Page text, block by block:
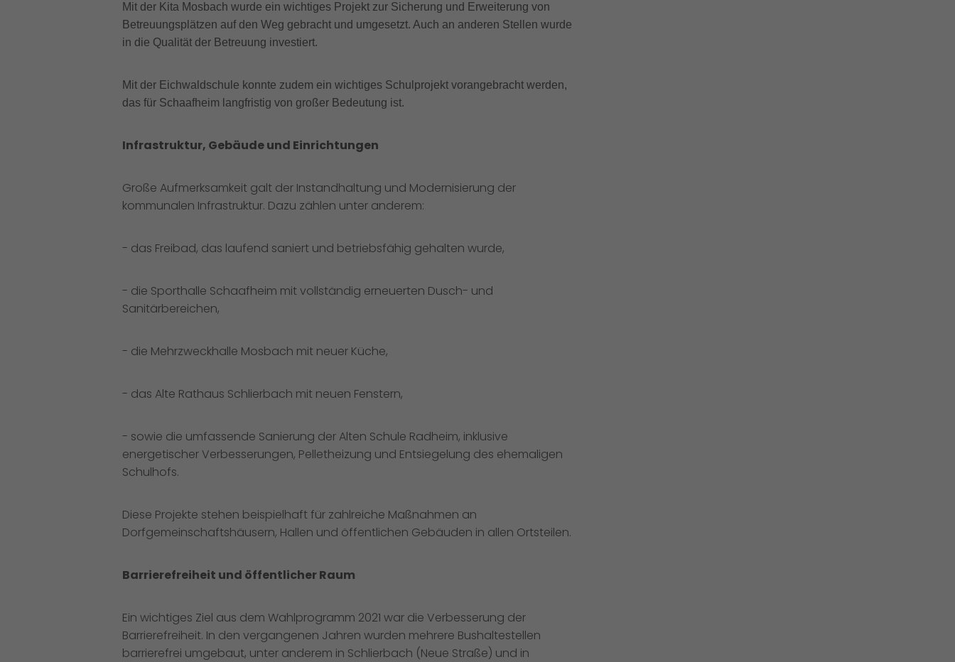
Mit der Kita Mosbach wurde ein wichtiges Projekt zur Sicherung und Erweiterung von
Betreuungsplätzen auf den Weg gebracht und umgesetzt. Auch an anderen Stellen wurde
in die Qualität der Betreuung investiert.
Mit der Eichwaldschule konnte zudem ein wichtiges Schulprojekt vorangebracht werden,
das für Schaafheim langfristig von großer Bedeutung ist.
Infrastruktur, Gebäude und Einrichtungen
Große Aufmerksamkeit galt der Instandhaltung und Modernisierung der
kommunalen Infrastruktur. Dazu zählen unter anderem:
- das Freibad, das laufend saniert und betriebsfähig gehalten wurde,
- die Sporthalle Schaafheim mit vollständig erneuerten Dusch- und
Sanitärbereichen,
- die Mehrzweckhalle Mosbach mit neuer Küche,
- das Alte Rathaus Schlierbach mit neuen Fenstern,
- sowie die umfassende Sanierung der Alten Schule Radheim, inklusive
energetischer Verbesserungen, Pelletheizung und Entsiegelung des ehemaligen
Schulhofs.
Diese Projekte stehen beispielhaft für zahlreiche Maßnahmen an
Dorfgemeinschaftshäusern, Hallen und öffentlichen Gebäuden in allen Ortsteilen.
Barrierefreiheit und öffentlicher Raum
Ein wichtiges Ziel aus dem Wahlprogramm 2021 war die Verbesserung der
Barrierefreiheit. In den vergangenen Jahren wurden mehrere Bushaltestellen
barrierefrei umgebaut, unter anderem in Schlierbach (Neue Straße) und in